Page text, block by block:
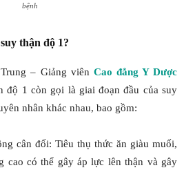
bệnh
thận độ 1?
– Giảng viên Cao đẳng Y Dược
độ 1 còn gọi là giai đoạn đầu của suy
nhân khác nhau, bao gồm:
cân đối: Tiêu thụ thức ăn giàu muối,
cao có thể gây áp lực lên thận và gây